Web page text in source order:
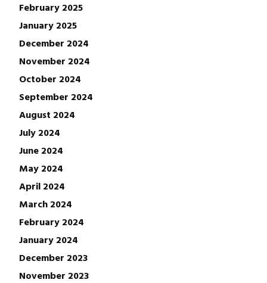
February 2025
January 2025
December 2024
November 2024
October 2024
September 2024
August 2024
July 2024
June 2024
May 2024
April 2024
March 2024
February 2024
January 2024
December 2023
November 2023